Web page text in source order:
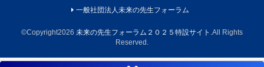
一般社団法人未来の先生フォーラム
©Copyright2026 未来の先生フォーラム２０２５特設サイト .All Rights
Reserved.